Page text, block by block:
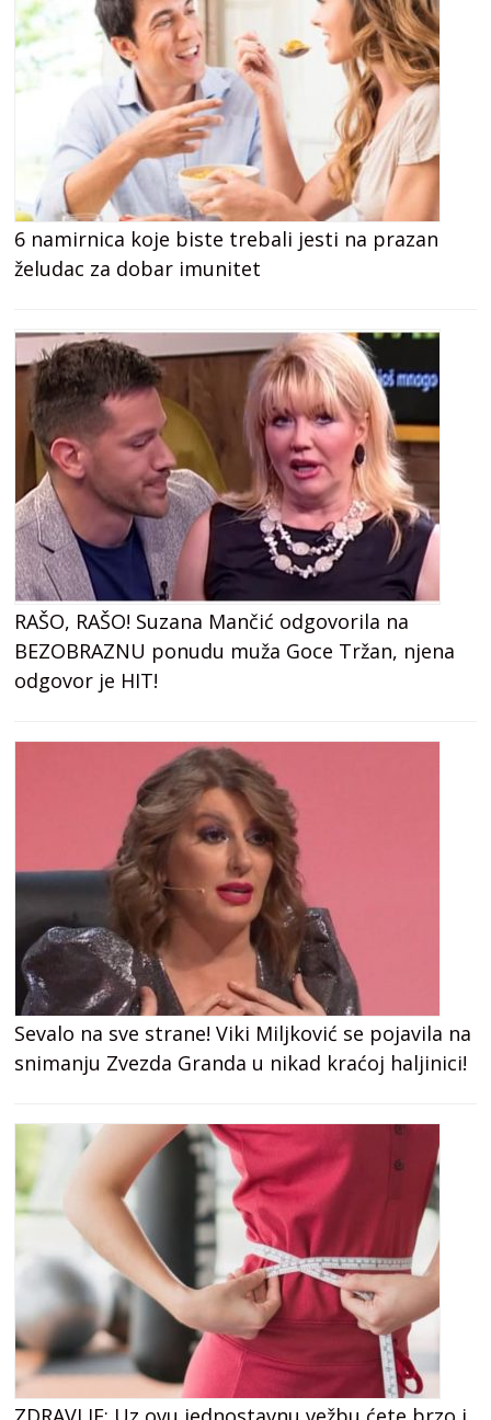
6 namirnica koje biste trebali jesti na prazan
želudac za dobar imunitet
RAŠO, RAŠO! Suzana Mančić odgovorila na
BEZOBRAZNU ponudu muža Goce Tržan, njena
odgovor je HIT!
Sevalo na sve strane! Viki Miljković se pojavila na
snimanju Zvezda Granda u nikad kraćoj haljinici!